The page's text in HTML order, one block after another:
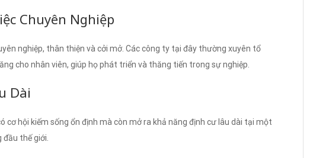
Chuyên Nghiệp
nghiệp, thân thiện và cởi mở. Các công ty tại đây thường xuyên tổ
cho nhân viên, giúp họ phát triển và thăng tiến trong sự nghiệp.
Dài
cơ hội kiếm sống ổn định mà còn mở ra khả năng định cư lâu dài tại một
thế giới.